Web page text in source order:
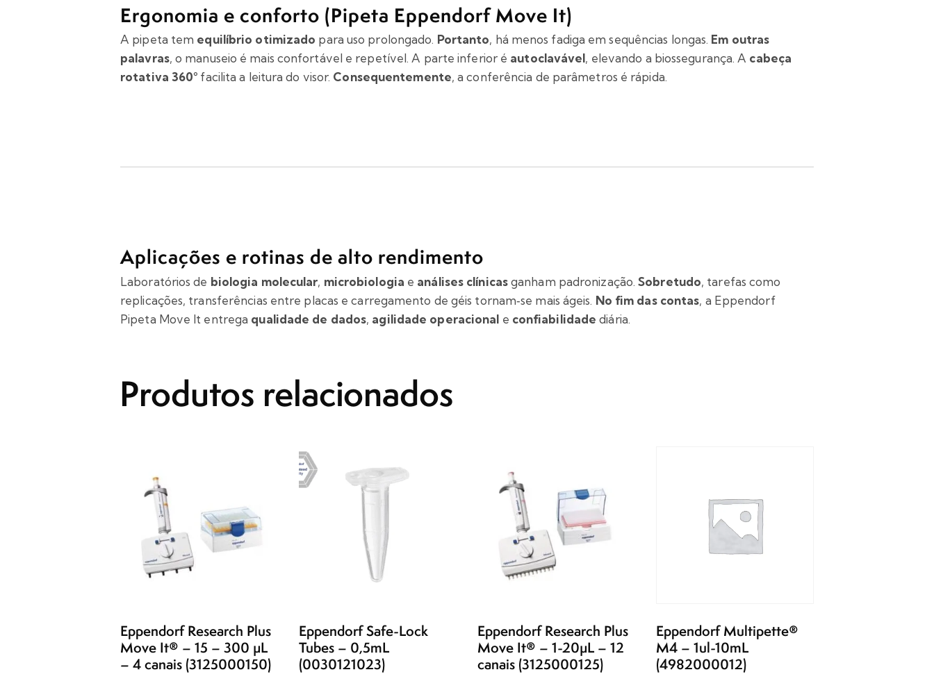
Ergonomia e conforto (Pipeta Eppendorf Move It)
A pipeta tem equilíbrio otimizado para uso prolongado. Portanto, há menos fadiga em sequências longas. Em outras
palavras, o manuseio é mais confortável e repetível. A parte inferior é autoclavável, elevando a biossegurança. A cabeça
rotativa 360° facilita a leitura do visor. Consequentemente, a conferência de parâmetros é rápida.
Aplicações e rotinas de alto rendimento
Laboratórios de biologia molecular, microbiologia e análises clínicasganham padronização.Sobretudo, tarefas como
replicações, transferências entre placas e carregamento de géis tornam‑se mais ágeis. No fim das contas, a Eppendorf
Pipeta Move It entrega qualidade de dados, agilidade operacional e confiabilidade diária.
Produtos relacionados
Eppendorf Research Plus
Move It® – 15 – 300 µL
– 4 canais (3125000150)
Eppendorf Safe-Lock
Tubes – 0,5mL
(0030121023)
Eppendorf Research Plus
Move It® – 1-20µL – 12
canais (3125000125)
Eppendorf Multipette®
M4 – 1ul-10mL
(4982000012)